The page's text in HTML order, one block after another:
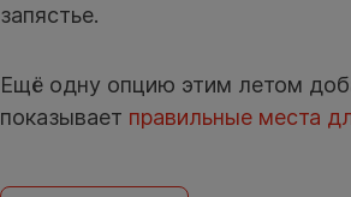
запястье.
Ещё одну опцию этим летом
показывает правильные места